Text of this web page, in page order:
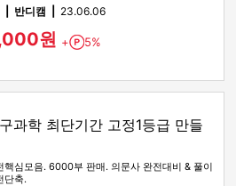
pdf반디캠 23.06.06
원 + Point
5%
과학 최단기간 고정1등급 만들
핵심모음. 6000부 판매. 의문사 완전대비 & 풀이
단축.